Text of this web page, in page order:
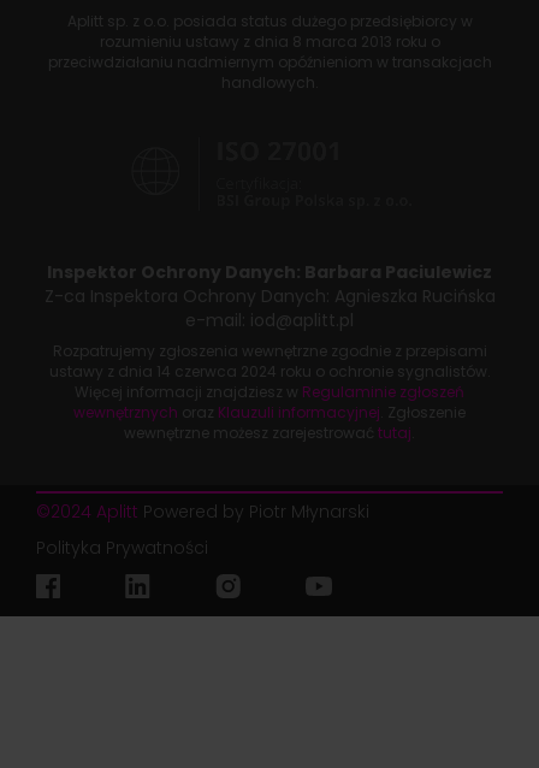
Aplitt sp. z o.o. posiada status dużego przedsiębiorcy w
rozumieniu ustawy z dnia 8 marca 2013 roku o
przeciwdziałaniu nadmiernym opóźnieniom w transakcjach
handlowych.
Inspektor Ochrony Danych: Barbara Paciulewicz
Z-ca Inspektora Ochrony Danych: Agnieszka Rucińska
e-mail: iod@aplitt.pl
Rozpatrujemy zgłoszenia wewnętrzne zgodnie z przepisami
ustawy z dnia 14 czerwca 2024 roku o ochronie sygnalistów.
Więcej informacji znajdziesz w Regulaminie zgłoszeń
wewnętrznych oraz Klauzuli informacyjnej . Zgłoszenie
wewnętrzne możesz zarejestrować tutaj
©2024 Aplitt Powered by Piotr Młynarski
Polityka Prywatności